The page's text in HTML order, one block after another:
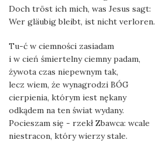
Doch tröst ich mich, was Jesus sagt:
Wer gläubig bleibt, ist nicht verloren.
Tu-ć w ciemności zasiadam
i w cień śmiertelny ciemny padam,
żywota czas niepewnym tak,
lecz wiem, że wynagrodzi BÓG
cierpienia, którym iest nękany
odkądem na ten świat wydany.
Pocieszam się - rzekł Zbawca: wcale
niestracon, który wierzy stale.